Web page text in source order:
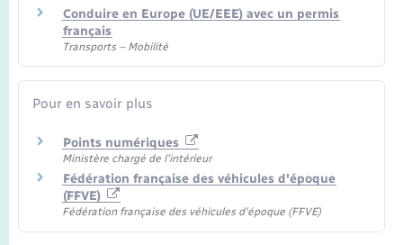
Conduire en Europe (UE/EEE) avec un permis
français
Transports – Mobilité
Pour en savoir plus
Points numériques
Ministère chargé de l'intérieur
Fédération française des véhicules d'époque
(FFVE)
Fédération française des véhicules d'époque (FFVE)